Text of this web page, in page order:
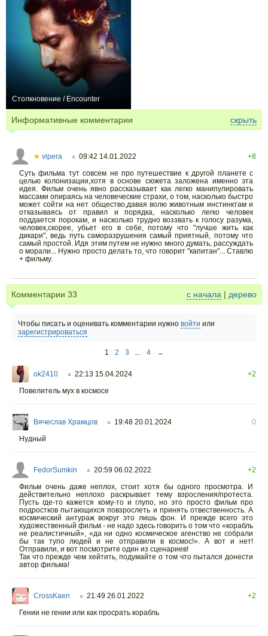
Столкновение / Encounter
Информативные комментарии скрыть
★ vipera ○ 09:42 14.01.2022
+8
Суть фильма тут совсем не про путешествие к другой планете с
целью колонизации,хотя в основе сюжета заложена именно эта
идея. Фильм очень явно рассказывает как легко манипулировать
массами опираясь на человеческие страхи, о том, насколько быстро
может сойти на нет общество,давая волю животным инстинктам и
отказываясь от правил и порядка, насколько легко человек
поддается порокам, и насколько трудно воззвать к голосу разума,
человек,скорее, убьет его в себе, потому что "лучше жить как
дикари", ведь путь саморазрушения самый приятный, потому что
самый простой. Идя этим путем не нужно много думать, рассуждать
о морали... Нужно просто делать то, что говорит "капитан"... Ставлю
+ фильму.
Комментарии 33 с начала | дерево
Чтобы писать и оценивать комментарии нужно войти или
зарегистрироваться
1 2 3 ... 4 →
ok2410 ○ 22:13 15.04.2024
+2
Повелитель мух в космосе
Вячеслав Храмцов ○ 19:48 20.01.2024
0
Нудный
FedorSumkin ○ 20:59 06.02.2022
+2
Фильм очень даже неплох, стоит хотя бы одного просмотра. И
действительно неплохо раскрывает тему взросления/протеста.
Пусть где-то кажется кому-то и глупо, но это просто фильм про
подростков пытающихся повзрослеть и принять отвественность. А
космический антураж вокруг это лишь фон. И прежде всего это
художественный фильм - не надо здесь говорить о том что «корабль
не реалистичный», «да ни одно космическое агенство не собрали
бы так тупо людей и не отправили в космос!». А вот и нет!
Отправили, и вот посмотрите один из сценариев!
Так что прежде чем хейтить, подумайте о том что пытался донести
автор фильма!
CrossKaen ○ 21:49 26.01.2022
+2
Гении не гении или как просрать корабль